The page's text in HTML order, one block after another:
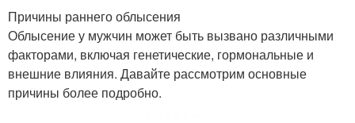
Причины раннего облысения
Облысение у мужчин может быть вызвано различными
факторами, включая генетические, гормональные и
внешние влияния. Давайте рассмотрим основные
причины более подробно.